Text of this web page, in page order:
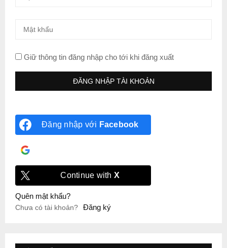
Giữ thông tin đăng nhập cho tới khi đăng xuất
Đăng nhập với Facebook
Continue with X
Quên mật khẩu?
Chưa có tài khoản? Đăng ký